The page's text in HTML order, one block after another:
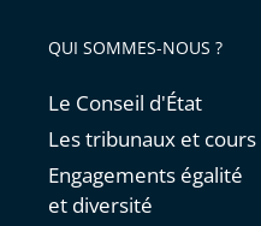
QUI SOMMES-NOUS ?
Le Conseil d'État
Les tribunaux et cours
Engagements égalité
et diversité